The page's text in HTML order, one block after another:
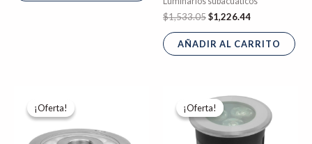
$1,533.05$1,226.44
AÑADIR AL CARRITO
¡Oferta!
¡Oferta!
precio
original
$13,884.81.$11,107.85.
¡Oferta!
¡Oferta!
precio
original
era:
$1,868.77.
precio
actual
es:
$1,495.02.